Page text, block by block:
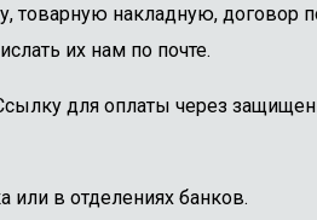
товарную накладную, договор
их нам по почте.
для оплаты через
или в отделениях банков.